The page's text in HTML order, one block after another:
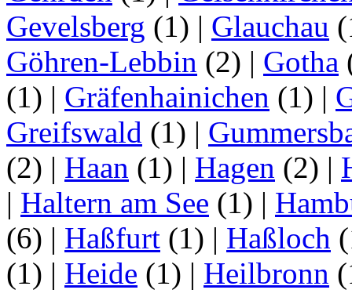
Gevelsberg (1) | Glauchau
Göhren-Lebbin (2) | Gotha
(1) | Gräfenhainichen (1) |
Greifswald (1) |
(2) | Haan (1) | Hagen (2) |
| Haltern am See (1) |
(6) | Haßfurt (1) | Haßloch
(1) | Heide (1) | Heilbronn